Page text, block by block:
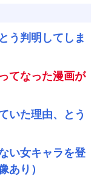
う判明してしま
てなった漫画が
いた理由、とう
い女キャラを登
あり）